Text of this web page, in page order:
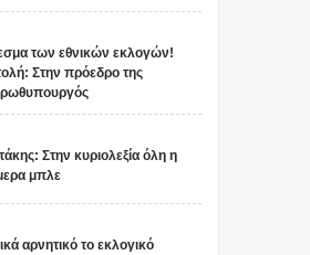
των εθνικών εκλογών!
Στην πρόεδρο της
Στην κυριολεξία όλη η
μπλε
αρνητικό το εκλογικό